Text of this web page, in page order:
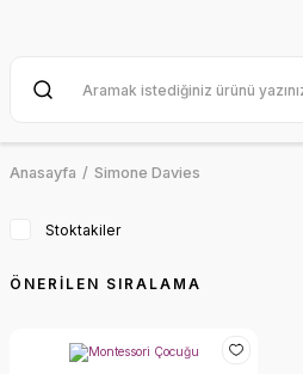
Anasayfa Simone Davies
Stoktakiler